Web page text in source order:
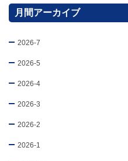
月間アーカイブ
2026-7
2026-5
2026-4
2026-3
2026-2
2026-1